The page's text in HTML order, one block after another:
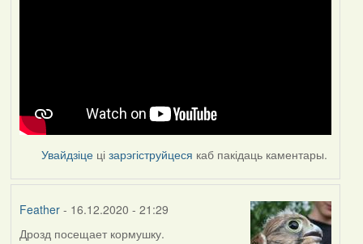
Увайдзіце цізарэгіструйцеся каб пакідаць каментары.
Feather- 16.12.2020 - 21:29
Дрозд посещает кормушку.